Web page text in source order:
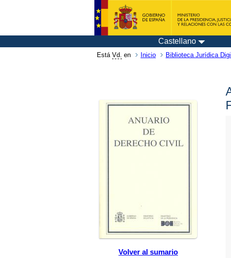
Castellano
Está Vd. en Inicio Biblioteca Jurídica
Volver al sumario